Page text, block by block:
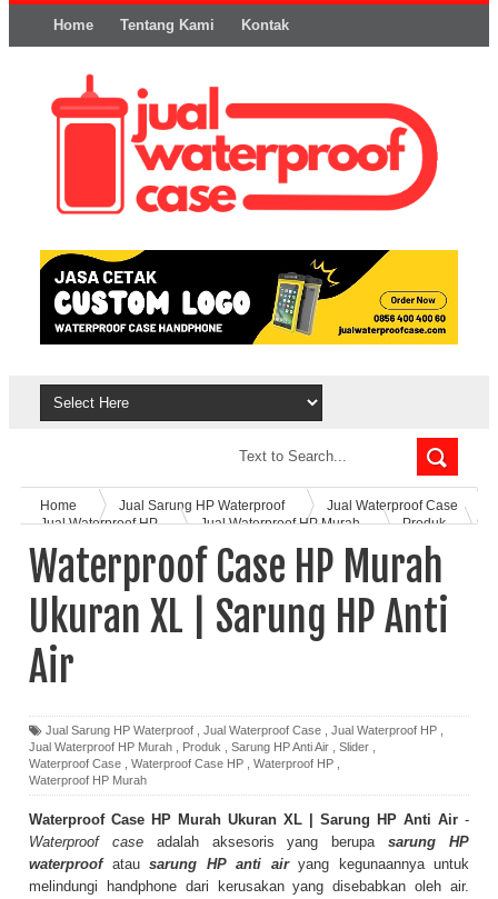
Home Tentang Kami Kontak
Home Jual Sarung HP Waterproof
Jual Waterproof Case
Jual Waterproof HP
Jual Waterproof HP Murah
Produk
Waterproof Case HP
Waterproof HP
Waterproof HP Murah
Waterproof Case HP Murah Ukuran XL | Sarung HP Anti Air
Waterproof Case HP Murah
Ukuran XL | Sarung HP Anti
Air
Jual Sarung HP Waterproof , Jual Waterproof Case , Jual Waterproof HP ,
Jual Waterproof HP Murah , Produk , Sarung HP Anti Air , Slider ,
Waterproof Case , Waterproof Case HP , Waterproof HP ,
Waterproof HP Murah
Waterproof Case HP Murah Ukuran XL | Sarung HP Anti Air -
Waterproof caseadalah aksesoris yang berupasarung HP
waterproof atau sarung HP anti airyang kegunaannya untuk
melindungi handphone dari kerusakan yang disebabkan oleh air.